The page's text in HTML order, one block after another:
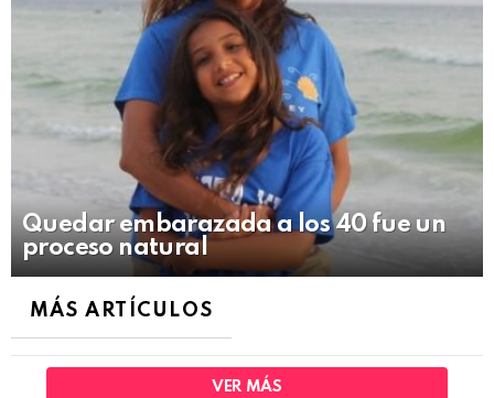
Quedar embarazada a los 40 fue un
proceso natural
MÁS ARTÍCULOS
VER MÁS